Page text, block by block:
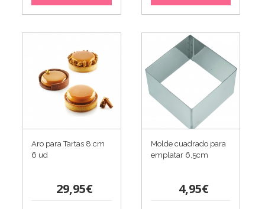
Aro para Tartas 8 cm
6 ud
29,95€
Molde cuadrado para
emplatar 6,5cm
4,95€